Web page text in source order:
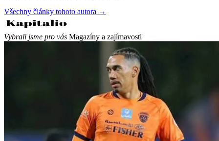
Všechny články tohoto autora →
Vybrali jsme pro vás Magazíny a zajímavosti